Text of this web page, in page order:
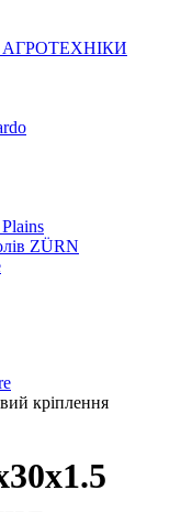
ZÜRN
кріплення